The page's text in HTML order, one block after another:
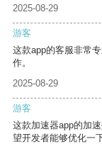
2025-08-29
游客
这款app的客服非常
作。
2025-08-29
游客
这款加速器app的加
望开发者能够优化一下